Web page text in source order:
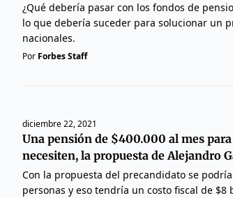
¿Qué debería pasar con los fondos de
lo que debería suceder para solucionar un
nacionales.
Por Forbes Staff
diciembre 22, 2021
Una pensión de $400.000 al mes
necesiten, la propuesta de Alejandro
Con la propuesta del precandidato se
personas y eso tendría un costo fiscal de $8